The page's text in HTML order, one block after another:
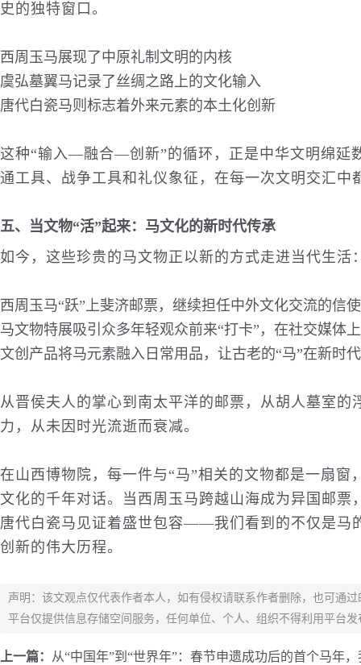
史的独特窗口。
西周玉马展现了中原礼制文明的内核
虞弘墓翼马记录了丝绸之路上的文化输入
唐代白瓷马则标志着外来元素的本土化创新
这种“输入—融合—创新”的循环，正是中华文明绵延
通工具、战争工具和礼仪象征，在每一次文明交汇中
五、当文物“活”起来：马文化的新时代传承
如今，这些珍贵的马文物正以新的方式走进当代生活
西周玉马“跃”上斐济邮票，继续担任中外文化交流的信使
马文物特展吸引众多年轻观众前来“打卡”，在社交媒体
文创产品将马元素融入日常用品，让古老的“马”在新时
从晋侯夫人的掌心到南太平洋的邮票，从胡人墓室
力，从未因时光流逝而衰减。
在山西博物院，每一件与“马”相关的文物都是一扇
文化的千年对话。当西周玉马跨越山海成为异国邮
唐代白瓷马见证着盛世包容——我们看到的不仅是马
创新的伟大历程。
声明：该文观点仅代表作者本人，如有侵权请联系作者删除，也可通
平台仅提供信息存储空间服务，任何单位、个人、组织不得利用平台
上一篇：
从“中国年”到“世界年”：春节申遗成功后的首个马年